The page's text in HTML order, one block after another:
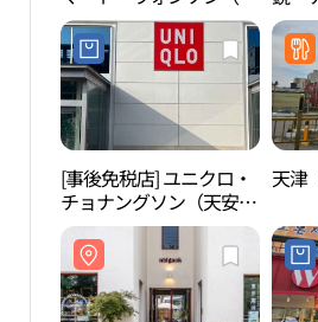
城）店(롯데하이마트 원
성점)
ーミ
치안
리점)
[事後免税店] ユニクロ・
チョナングソン（天安九
星）店(유니클로 천안구
성점)
天津